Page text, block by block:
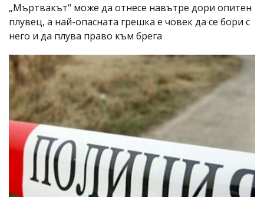
„Мъртвакът“ може да отнесе навътре дори опитен
плувец, а най-опасната грешка е човек да се бори с
него и да плува право към брега